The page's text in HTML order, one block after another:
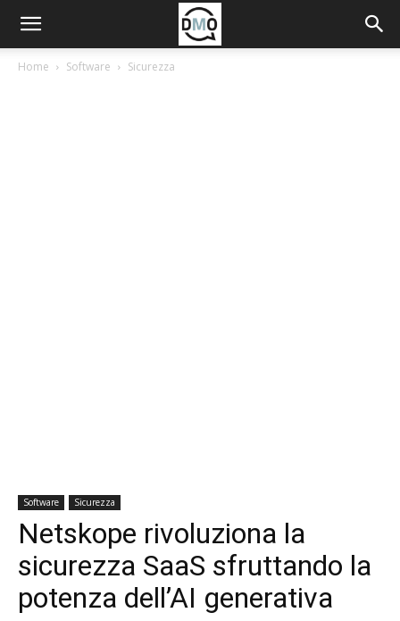
Home Software Sicurezza
Software Sicurezza
Netskope rivoluziona la
sicurezza SaaS sfruttando la
potenza dell’AI generativa